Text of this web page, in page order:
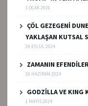
1 OCAK 2026
ÇÖL GEZEGENİ
YAKLAŞAN KUTSAL
29 EYLÜL 2024
ZAMANIN
26 HAZIRAN 2024
GODZİLLA VE KING
1 MAYIS 2024